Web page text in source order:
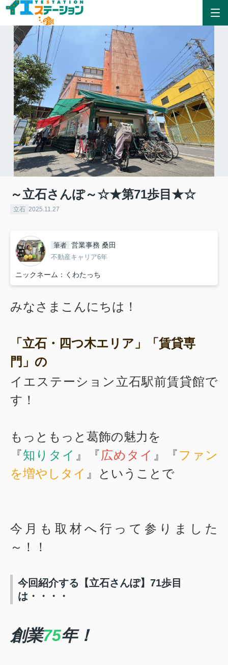
～立石さんぽ～☆★第71歩目★☆
立石 2025.11.27
筆者 営業事務 桑田
不動産キャリア6年
ニックネーム：くわたっち
みなさまこんにちは！
「立石・四つ木エリア」「賃貸専
門」 の
イエステーション立石駅前賃貸館で
す！
もっともっと葛飾の魅力を
『知りタイ 』『広めタイ 』『ファン
を増やしタイ 』 ということで
今月も取材へ行って参りました
～！！
今回紹介する【立石さんぽ】71歩目
は・・・・
創業75年！